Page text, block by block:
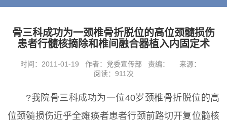
骨三科成功为一颈椎骨折脱位的高位颈髓损伤
患者行髓核摘除和椎间融合器植入内固定术
时间：2011-01-19 作者：党委宣传部 责编：
来源：
阅读： 911 次
?我院骨三科成功为一位40岁颈椎骨折脱位的高
位颈髓损伤近乎全瘫痪者患者行颈前路切开复位髓核